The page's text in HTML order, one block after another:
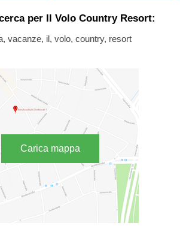
per Il Volo Country Resort:
vacanze, il, volo, country, resort
Carica mappa